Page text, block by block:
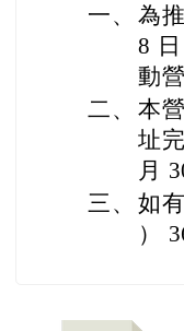
一、 為
8
動
二、 本
址
月
三、 如
）